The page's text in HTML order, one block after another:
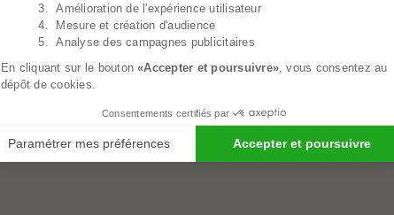
3. Amélioration de l'expérience utilisateur
4. Mesure et création d'audience
5. Analyse des campagnes publicitaires
En cliquant sur le bouton«Accepter et poursuivre» , vous consentez au
dépôt de cookies.
Consentements certifiés par
Paramétrer mes préférences Accepter et poursuivre